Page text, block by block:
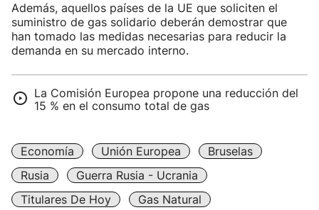
Además, aquellos países de la UE que soliciten el
suministro de gas solidario deberán demostrar que
han tomado las medidas necesarias para reducir la
demanda en su mercado interno.
La Comisión Europea propone una reducción del
15 % en el consumo total de gas
Economía Unión Europea
Bruselas
Rusia
Guerra Rusia - Ucrania
Titulares De Hoy
Gas Natural